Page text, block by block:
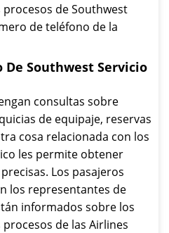
procesos de Southwest
de teléfono de la
Southwest Servicio
consultas sobre
de equipaje, reservas
cosa relacionada con los
les permite obtener
Los pasajeros
los representantes de
informados sobre los
de las Airlines